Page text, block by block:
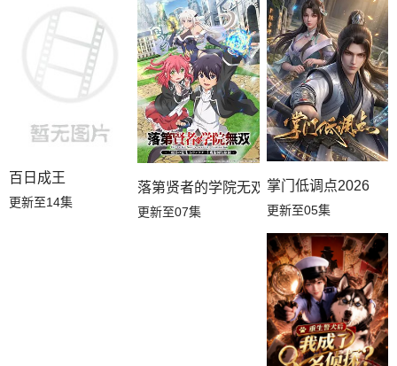
百日成王
更新至14集
落第贤者的学院无双第二回转生，S等级
更新至07集
掌门低调点2026
更新至05集